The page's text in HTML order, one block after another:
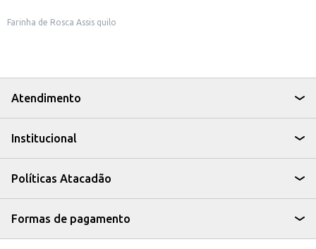
Farinha de Rosca Assis quilo
Atendimento
Institucional
Políticas Atacadão
Formas de pagamento